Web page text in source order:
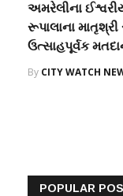
અમરેલીના
રૂપાલાના
ઉત્સાહપૂર્વક
By CITY WATCH
POPULAR